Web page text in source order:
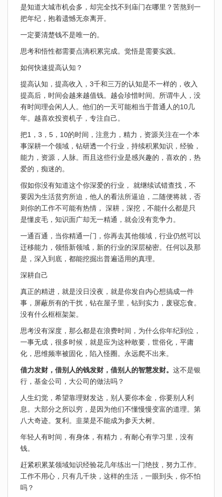
是知道大城市机会多，却完全找不到庙门在哪里？苦熬到一
把年纪，抱着遗憾无奈离开。
一定要清楚钱不是唯一的。
思考和悟性都需要点滴积累完成。觉悟是需要实践。
如何快速提高认知？
提高认知，提高收入，3千和三万的认知是不一样的，收入
提高后，时间会越来越值钱。越会珍惜时间。所谓牛人，没
有时间理会闲人人。他们的一天可能相当于普通人的10几
年。越喜欢投资机子，专注自己。
把1，3，5，10的时间，注意力，精力，资源关注在一个本
事深耕一个领域，钻研透一个行业，持续积累知识，经验，
能力，资源，人脉。而且这些行业是感兴趣的，喜欢的，热
爱的，痴迷的。
假如你没有知道这个你深爱的行业， 就继续试错查找，不
要因为生活贫穷所迫，他人的看法所逼迫，二随便将就，否
则你的工作不可能有热情， 深耕，深挖，不能什么都是只
是懂皮毛，知识面广却无一精通，就会没有竞争力。
一通百通，当你精通一门，你再去其他领域，行业仍然可以
迁移能力，领悟新领域，新的行业的深层秘密。任何以及那
是，深入到底，都能挖掘出普遍适用的真理。
深耕自己
真正的精进，就是没日没夜，就是你发自内心想搞成一件
事，屏蔽所有的干扰，钻在屋子里，钻到实力，废寝忘食。
没有什么框框架架。
思考没有深度，那么都是在浪费时间，为什么你年纪到位，
一事无成，很多时候，就是应为这种敢要，世俗化，平庸
化，思维频率被固化，陷入怪圈。永远爬不出来。
借力发财，借别人的钱发财，借别人的智慧发财。 这不是银
行，基金公司，大公司的做法吗？
人生幻觉，希望靠理财发达，别人要你本金，你要别人利
息。大部分之所以穷，是因为他们不懂慢慢变富的道理。第
八大奇迹。复利。韭菜是不能成为参天大树。
年轻人有时间，有身体，有精力，有耐心有学习里，没有
钱。
赶紧积累某领域知识经验花几年练出一门绝技，努力工作。
工作不用心，只有几千块，这样的生活，一眼到头，你不怕
吗？